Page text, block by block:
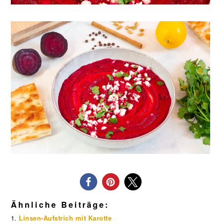
Ähnliche Beiträge:
Linsen-Aufstrich mit Karotte